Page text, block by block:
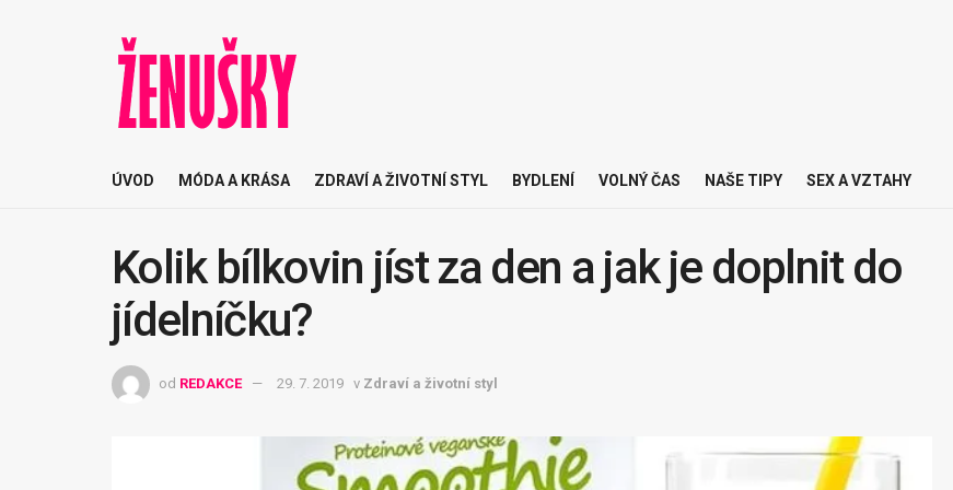
ÚVOD MÓDA A KRÁSA ZDRAVÍ A ŽIVOTNÍ STYL BYDLENÍ VOLNÝ ČAS NAŠE TIPY SEX A VZTAHY
Kolik bílkovin jíst za den a jak je doplnit do
jídelníčku?
od REDAKCE 29. 7. 2019 v Zdraví a životní styl